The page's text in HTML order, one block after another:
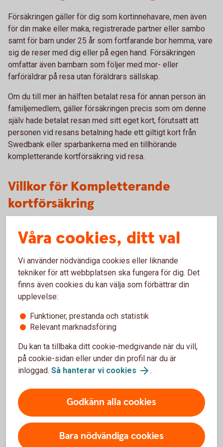
Försäkringen gäller för dig som kortinnehavare, men även
för din make eller maka, registrerade partner eller sambo
samt för barn under 25 år som fortfarande bor hemma, vare
sig de reser med dig eller på egen hand. Försäkringen
omfattar även barnbarn som följer med mor- eller
farföräldrar på resa utan föräldrars sällskap.
Om du till mer än hälften betalat resa för annan person än
familjemedlem, gäller försäkringen precis som om denne
själv hade betalat resan med sitt eget kort, förutsatt att
personen vid resans betalning hade ett giltigt kort från
Swedbank eller sparbankerna med en tillhörande
kompletterande kortförsäkring vid resa.
Villkor för Kompletterande
kortförsäkring
Företag (extern)
Kontaktuppgifter till Trygg-Hansa
och skadeanmälan för Betalkort
Företag
Trygg-Hansa har gått ihop med Moderna Försäkringar. Du
webbplats.
Skadeanmälan via webbplats (trygghansa.se)
Övriga frågor
kort@trygghansa.se
Telefon
010-263 1707
Våra cookies, ditt val
Vi använder nödvändiga cookies eller liknande
tekniker för att webbplatsen ska fungera för dig. Det
finns även cookies du kan välja som förbättrar din
upplevelse:
Funktioner, prestanda och statistik
Relevant marknadsföring
Du kan ta tillbaka ditt cookie-medgivande när du vill,
på cookie-sidan eller under din profil när du är
inloggad. Så hanterar vi cookies .
Godkänn alla cookies
Bara nödvändiga cookies